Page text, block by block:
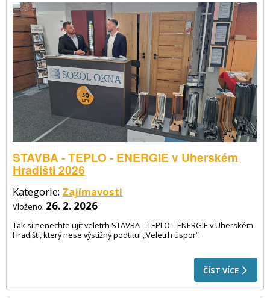
STAVBA - TEPLO - ENERGIE v Uherském
Hradišti 2026
Kategorie: Zajímavosti
Vloženo: 26. 2. 2026
Tak si nenechte ujít veletrh STAVBA – TEPLO – ENERGIE v Uherském
Hradišti, který nese výstižný podtitul „Veletrh úspor“.
ČÍST VÍCE